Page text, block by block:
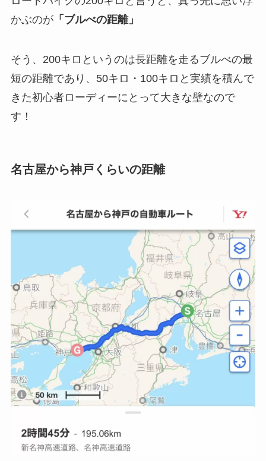
かぶのが「ブルべの距離」
そう、200キロというのは長距離を走るブルべの最
短の距離であり、50キロ・100キロと実績を積んで
きた初心者ローディーにとって大きな壁なので
す！
名古屋から神戸くらいの距離